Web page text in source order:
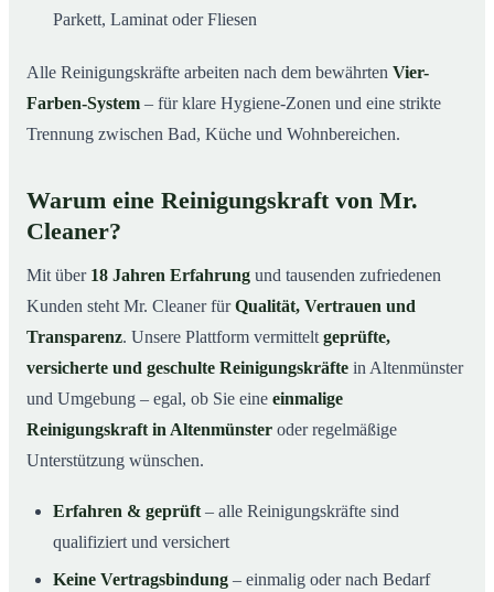
Parkett, Laminat oder Fliesen
Alle Reinigungskräfte arbeiten nach dem bewährten Vier-
Farben-System – für klare Hygiene-Zonen und eine strikte
Trennung zwischen Bad, Küche und Wohnbereichen.
Warum eine Reinigungskraft von Mr.
Cleaner?
Mit über 18 Jahren Erfahrung und tausenden zufriedenen
Kunden steht Mr. Cleaner fürQualität, Vertrauen und
Transparenz. Unsere Plattform vermittelt geprüfte,
versicherte und geschulte Reinigungskräfte in Altenmünster
und Umgebung – egal, ob Sie eine einmalige
Reinigungskraft in Altenmünster oder regelmäßige
Unterstützung wünschen.
Erfahren & geprüft – alle Reinigungskräfte sind
qualifiziert und versichert
Keine Vertragsbindung – einmalig oder nach Bedarf